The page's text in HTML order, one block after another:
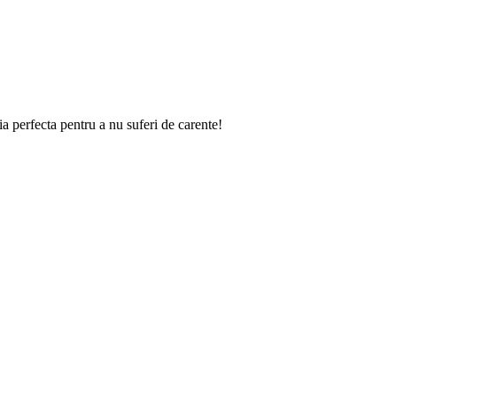
perfecta pentru a nu suferi de carente!